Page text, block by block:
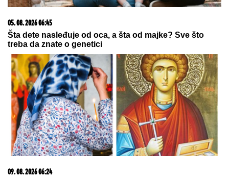
RASKINULI TEODORA I BEBICAOstavila ga nakon
izlaska iz Elite 9 i uzela sve stvari: Ovo su detalji